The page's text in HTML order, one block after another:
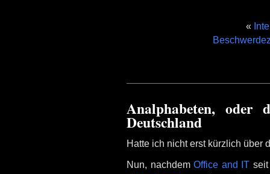
«
Analphabeten, oder
Deutschland
Hatte ich nicht erst kürzlich über
Nun, nachdemOffice and IT